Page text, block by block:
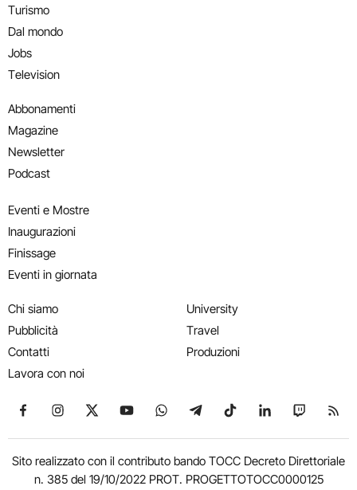
Turismo
Dal mondo
Jobs
Television
Abbonamenti
Magazine
Newsletter
Podcast
Eventi e Mostre
Inaugurazioni
Finissage
Eventi in giornata
Chi siamo
Pubblicità
Contatti
Lavora con noi
University
Travel
Produzioni
Seguici su Facebook
Seguici su Instagram
Seguici su X
Seguici su YouTube
Seguici su WhatsApp
Seguici su Telegram
Seguici su TikTok
Seguici su
Seguici
Sito realizzato con il contributo bando TOCC Decreto Direttoriale
n. 385 del 19/10/2022 PROT. PROGETTOTOCC0000125